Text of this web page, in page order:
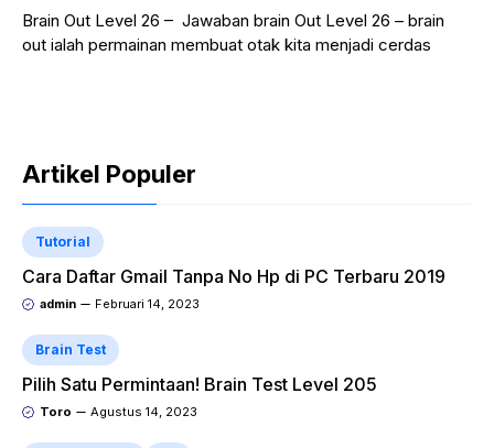
Brain Out Level 26 – Jawaban brain Out Level 26 – brain
out ialah permainan membuat otak kita menjadi cerdas
Artikel Populer
Tutorial
Cara Daftar Gmail Tanpa No Hp di PC Terbaru 2019
admin Februari 14, 2023
Brain Test
Pilih Satu Permintaan! Brain Test Level 205
Toro Agustus 14, 2023